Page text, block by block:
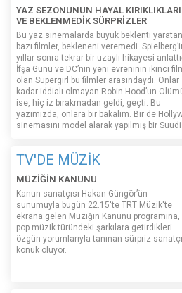
YAZ SEZONUNUN HAYAL KIRIKLIKLARI
VE BEKLENMEDİK SÜRPRİZLER
Bu yaz sinemalarda büyük beklenti yaratan
bazı filmler, bekleneni veremedi.
yıllar sonra tekrar bir uzaylı hikayesi
İfşa Günü ve DC’nin yeni evreninin ikinci
olan Supergirl bu filmler arasındaydı. Onlar
kadar iddialı olmayan Robin Hood’un
ise, hiç iz bırakmadan geldi, geçti. Bu
yazımızda, onlara bir bakalım. Bir de
sinemasını model alarak yapılmış bir
TV'DE MÜZİK
MÜZİĞİN KANUNU
Kanun sanatçısı Hakan Güngör’ün
sunumuyla bugün 22.15'te TRT Müzik'te
ekrana gelen Müziğin Kanunu programına,
pop müzik türündeki şarkılara getirdikleri
özgün yorumlarıyla tanınan sürpriz
konuk oluyor.